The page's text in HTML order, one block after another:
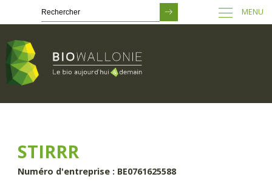
principal
MENU
STIRRR
Numéro d'entreprise : BE0761625588